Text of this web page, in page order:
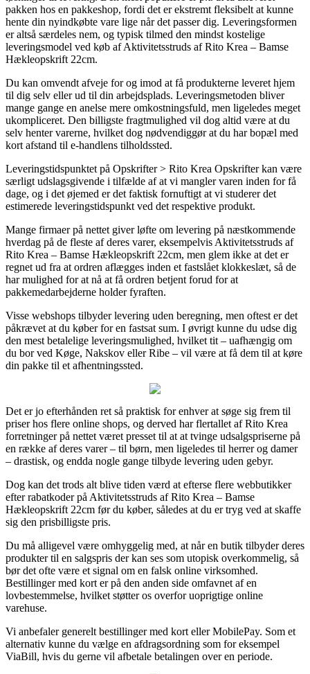
pakken hos en pakkeshop, fordi det er ekstremt fleksibelt at kunne
hente din nyindkøbte vare lige når det passer dig. Leveringsformen
er altså særdeles nem, og typisk tilmed den mindst kostelige
leveringsmodel ved køb af Aktivitetsstruds af Rito Krea – Bamse
Hækleopskrift 22cm.
Du kan omvendt afveje for og imod at få produkterne leveret hjem
til dig selv eller ud til din arbejdsplads. Leveringsmetoden bliver
mange gange en anelse mere omkostningsfuld, men ligeledes meget
ukompliceret. Den billigste fragtmulighed vil dog altid være at du
selv henter varerne, hvilket dog nødvendiggør at du har bopæl med
kort afstand til e-handlens tilholdssted.
Leveringstidspunktet på Opskrifter > Rito Krea Opskrifter kan være
særligt udslagsgivende i tilfælde af at vi mangler varen inden for få
dage, og i det øjemed er det faktisk fornuftigt at vi studerer det
estimerede leveringstidspunkt ved det respektive produkt.
Mange firmaer på nettet giver løfte om levering på næstkommende
hverdag på de fleste af deres varer, eksempelvis Aktivitetsstruds af
Rito Krea – Bamse Hækleopskrift 22cm, men glem ikke at det er
regnet ud fra at ordren aflægges inden et fastslået klokkeslæt, så de
har mulighed for at nå at få ordren betjent forud for at
pakkemedarbejderne holder fyraften.
Visse webshops tilbyder levering uden beregning, men oftest er det
påkrævet at du køber for en fastsat sum. I øvrigt kunne du udse dig
den mest betalelige leveringsmulighed, hvilket tit – uafhængig om
du bor ved Køge, Nakskov eller Ribe – vil være at få dem til at køre
din pakke til et afhentningssted.
Det er jo efterhånden ret så praktisk for enhver at søge sig frem til
priser hos flere online shops, og derved har flertallet af Rito Krea
forretninger på nettet været presset til at at tvinge udsalgspriserne på
en række af deres varer – til børn, men ligeledes til herrer og damer
– drastisk, og endda nogle gange tilbyde levering uden gebyr.
Dog kan det trods alt blive tiden værd at efterse flere webbutikker
efter rabatkoder på Aktivitetsstruds af Rito Krea – Bamse
Hækleopskrift 22cm før du køber, således at du er tryg ved at skaffe
sig den prisbilligste pris.
Du må alligevel være omhyggelig med, at når en butik tilbyder deres
produkter til en salgspris der kan ses som utopisk overkommelig, så
bør det ofte være et signal om en falsk online virksomhed.
Bestillinger med kort er på den anden side omfavnet af en
lovbestemmelse, hvilket støtter os overfor uoprigtige online
varehuse.
Vi anbefaler generelt bestillinger med kort eller MobilePay. Som et
alternativ kunne du vælge en afdragsordning som for eksempel
ViaBill, hvis du gerne vil afbetale betalingen over en periode.